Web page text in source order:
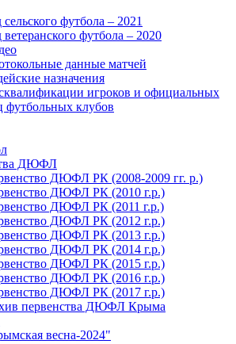
сельского футбола – 2021
ветеранского футбола – 2020
данные матчей
назначения
игроков и официальных
футбольных клубов
ДЮФЛ
ДЮФЛ РК (2008-2009 гг. р.)
ДЮФЛ РК (2010 г.р.)
ДЮФЛ РК (2011 г.р.)
ДЮФЛ РК (2012 г.р.)
ДЮФЛ РК (2013 г.р.)
ДЮФЛ РК (2014 г.р.)
ДЮФЛ РК (2015 г.р.)
ДЮФЛ РК (2016 г.р.)
ДЮФЛ РК (2017 г.р.)
первенства ДЮФЛ Крыма
весна-2024"